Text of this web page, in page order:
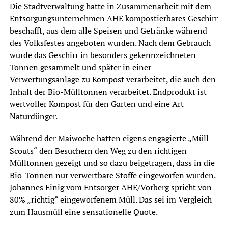
Die Stadtverwaltung hatte in Zusammenarbeit mit dem
Entsorgungsunternehmen AHE kompostierbares Geschirr
beschafft, aus dem alle Speisen und Getränke während
des Volksfestes angeboten wurden. Nach dem Gebrauch
wurde das Geschirr in besonders gekennzeichneten
Tonnen gesammelt und später in einer
Verwertungsanlage zu Kompost verarbeitet, die auch den
Inhalt der Bio-Mülltonnen verarbeitet. Endprodukt ist
wertvoller Kompost für den Garten und eine Art
Naturdünger.
Während der Maiwoche hatten eigens engagierte „Müll-
Scouts“ den Besuchern den Weg zu den richtigen
Mülltonnen gezeigt und so dazu beigetragen, dass in die
Bio-Tonnen nur verwertbare Stoffe eingeworfen wurden.
Johannes Einig vom Entsorger AHE/Vorberg spricht von
80% „richtig“ eingeworfenem Müll. Das sei im Vergleich
zum Hausmüll eine sensationelle Quote.